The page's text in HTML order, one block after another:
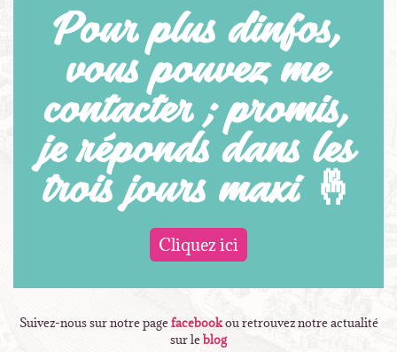
Pour plus d'infos,
vous pouvez me
contacter ; promis,
je réponds dans les
trois jours maxi 🤞
Cliquez ici
Suivez-nous sur notre pagefacebookou retrouvez notre actualité
sur leblog